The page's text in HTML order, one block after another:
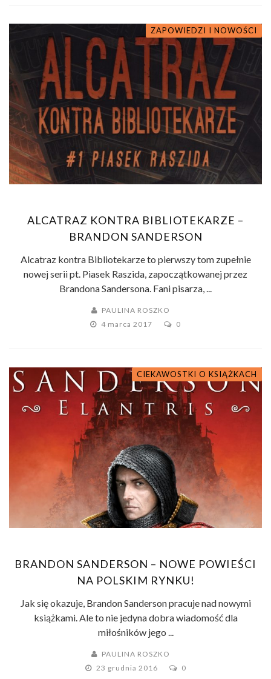
ZAPOWIEDZI I NOWOŚCI
ALCATRAZ KONTRA BIBLIOTEKARZE –
BRANDON SANDERSON
Alcatraz kontra Bibliotekarze to pierwszy tom zupełnie
nowej serii pt. Piasek Raszida, zapoczątkowanej przez
Brandona Sandersona. Fani pisarza, ...
PAULINA ROSZKO
4 marca 2017
0
CIEKAWOSTKI O KSIĄŻKACH
BRANDON SANDERSON – NOWE POWIEŚCI
NA POLSKIM RYNKU!
Jak się okazuje, Brandon Sanderson pracuje nad nowymi
książkami. Ale to nie jedyna dobra wiadomość dla
miłośników jego ...
PAULINA ROSZKO
23 grudnia 2016
0